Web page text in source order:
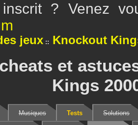
? Venez
jeux Knockout
et
Kings
Musiques Tests Solutions